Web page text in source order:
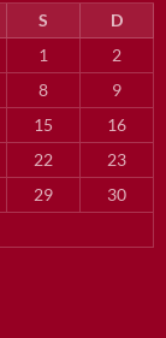
S
D
1
2
8
9
15
16
22
23
29
30